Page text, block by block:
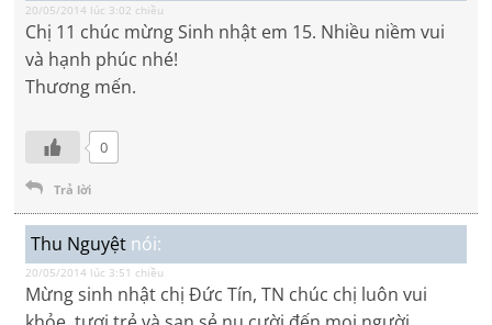
20/05/2014 lúc 3:02 chiều
Chị 11 chúc mừng Sinh nhật em 15. Nhiều niềm vui
và hạnh phúc nhé!
Thương mến.
0
Trả lời
Thu Nguyệt nói:
20/05/2014 lúc 3:51 chiều
Mừng sinh nhật chị Đức Tín, TN chúc chị luôn vui